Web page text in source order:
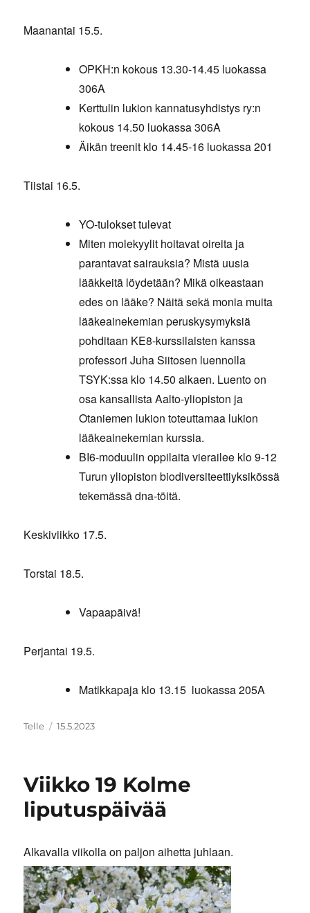
Maanantai 15.5.
OPKH:n kokous 13.30-14.45 luokassa
306A
Kerttulin lukion kannatusyhdistys ry:n
kokous 14.50 luokassa 306A
Äikän treenit klo 14.45-16 luokassa 201
Tiistai 16.5.
YO-tulokset tulevat
Miten molekyylit hoitavat oireita ja
parantavat sairauksia? Mistä uusia
lääkkeitä löydetään? Mikä oikeastaan
edes on lääke? Näitä sekä monia muita
lääkeainekemian peruskysymyksiä
pohditaan KE8-kurssilaisten kanssa
professori Juha Siitosen luennolla
TSYK:ssa klo 14.50 alkaen. Luento on
osa kansallista Aalto-yliopiston ja
Otaniemen lukion toteuttamaa lukion
lääkeainekemian kurssia.
BI6-moduulin oppilaita vierailee klo 9-12
Turun yliopiston biodiversiteettiyksikössä
tekemässä dna-töitä.
Keskiviikko 17.5.
Torstai 18.5.
Vapaapäivä!
Perjantai 19.5.
Matikkapaja klo 13.15 luokassa 205A
Kirjoittaja
Telle Julkaistu
15.5.2023
Viikko 19 Kolme
liputuspäivää
Alkavalla viikolla on paljon aihetta juhlaan.